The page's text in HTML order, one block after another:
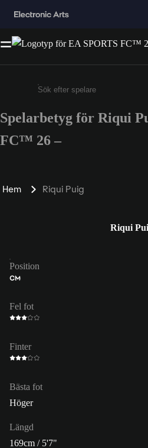
Ange minst 3 tecken
Spelarbetyg för Riqui
FC™ 26 –
Hem Riqui Puig
Riqui
Position
CM
Fel fot
Finter
Bästa fot
Höger
Längd
169cm / 5'7"